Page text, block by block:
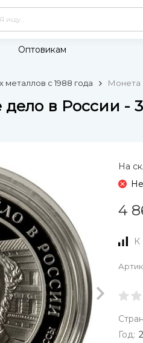
Оптовикам
с 1988 года Монета
дело в России
На
4
К
Год: